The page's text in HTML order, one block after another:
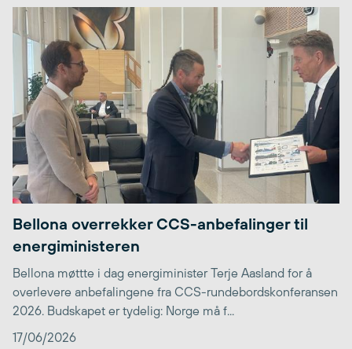
Bellona overrekker CCS-anbefalinger til
energiministeren
Bellona møttte i dag energiminister Terje Aasland for å
overlevere anbefalingene fra CCS-rundebordskonferansen
2026. Budskapet er tydelig: Norge må f...
17/06/2026